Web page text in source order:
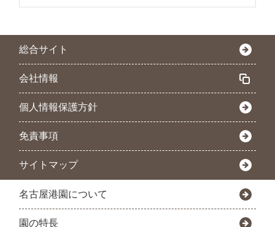
総合サイト
会社情報
個人情報保護方針
免責事項
サイトマップ
名古屋港園について
園の特長